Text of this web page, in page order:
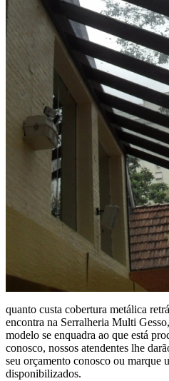
quanto custa cobertura metálica
encontra na Serralheria Multi
modelo se enquadra ao que está
conosco, nossos atendentes lhe
seu orçamento conosco ou marque
disponibilizados.